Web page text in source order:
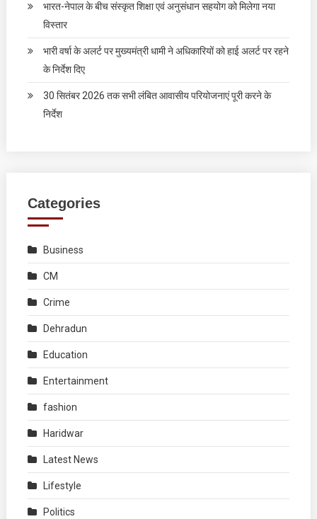
भारत-नेपाल के बीच संस्कृत शिक्षा एवं अनुसंधान सहयोग को मिलेगा नया
विस्तार
भारी वर्षा के अलर्ट पर मुख्यमंत्री धामी ने अधिकारियों को हाई अलर्ट पर रहने
के निर्देश दिए
30 सितंबर 2026 तक सभी लंबित आवासीय परियोजनाएं पूरी करने के
निर्देश
Categories
Business
CM
Crime
Dehradun
Education
Entertainment
fashion
Haridwar
Latest News
Lifestyle
Politics